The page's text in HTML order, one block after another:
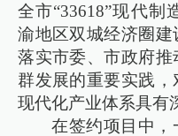
全市“33618”现代
渝地区双城经济圈
落实市委、市政府
群发展的重要实践
现代化产业体系具有
在签约项目中，